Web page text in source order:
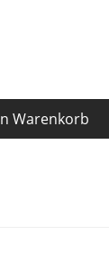
Warenkorb